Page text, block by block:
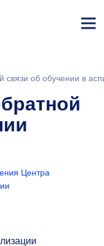
ине
связи об обучении в
Центра